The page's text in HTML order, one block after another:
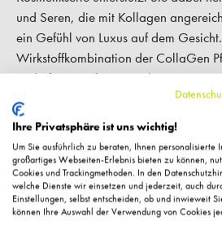
und Seren, die mit Kollagen
ein Gefühl von Luxus auf dem
Wirkstoffkombination der CollaGen
Bedürfnisse reifer Haut abgestimmt.
Gesicht am besten täglich mit KLAPP
die ersten Zeichen der Hautalterung
Sie ein völlig neues Hautgefühl und
nachhaltige Erfolge, die Sie sowohl
KLAPP CollaGen
bestellen auf kosmetikfuchs.de
Ihre Privatsphäre ist uns wichtig!
Um Sie ausführlich zu beraten, Ihnen
großartiges Webseiten-Erlebnis bieten zu können,
Cookies und Trackingmethoden. In den
welche Dienste wir einsetzen und jederzeit, auch
Einstellungen, selbst entscheiden, ob und inwieweit
können Ihre Auswahl der Verwendung von Cookies